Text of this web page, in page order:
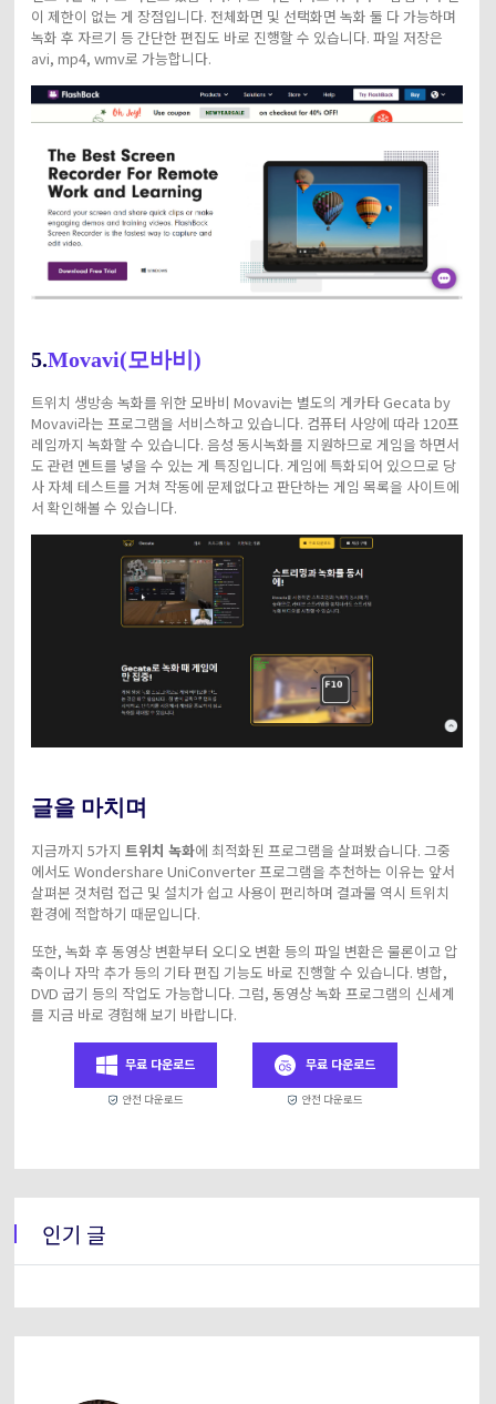
이 제한이 없는 게 장점입니다. 전체화면 및 선택화면 녹화 둘 다 가능하며
녹화 후 자르기 등 간단한 편집도 바로 진행할 수 있습니다. 파일 저장은
avi, mp4, wmv로 가능합니다.
5.Movavi(모바비)
트위치 생방송 녹화를 위한 모바비 Movavi는 별도의 게카타 Gecata by
Movavi라는 프로그램을 서비스하고 있습니다. 컴퓨터 사양에 따라 120프
레임까지 녹화할 수 있습니다. 음성 동시녹화를 지원하므로 게임을 하면서
도 관련 멘트를 넣을 수 있는 게 특징입니다. 게임에 특화되어 있으므로 당
사 자체 테스트를 거쳐 작동에 문제없다고 판단하는 게임 목록을 사이트에
서 확인해볼 수 있습니다.
글을 마치며
지금까지 5가지 트위치 녹화에 최적화된 프로그램을 살펴봤습니다. 그중
에서도 Wondershare UniConverter 프로그램을 추천하는 이유는 앞서
살펴본 것처럼 접근 및 설치가 쉽고 사용이 편리하며 결과물 역시 트위치
환경에 적합하기 때문입니다.
또한, 녹화 후 동영상 변환부터 오디오 변환 등의 파일 변환은 물론이고 압
축이나 자막 추가 등의 기타 편집 기능도 바로 진행할 수 있습니다. 병합,
DVD 굽기 등의 작업도 가능합니다. 그럼, 동영상 녹화 프로그램의 신세계
를 지금 바로 경험해 보기 바랍니다.
무료 다운로드
안전 다운로드
무료 다운로드
안전 다운로드
인기 글